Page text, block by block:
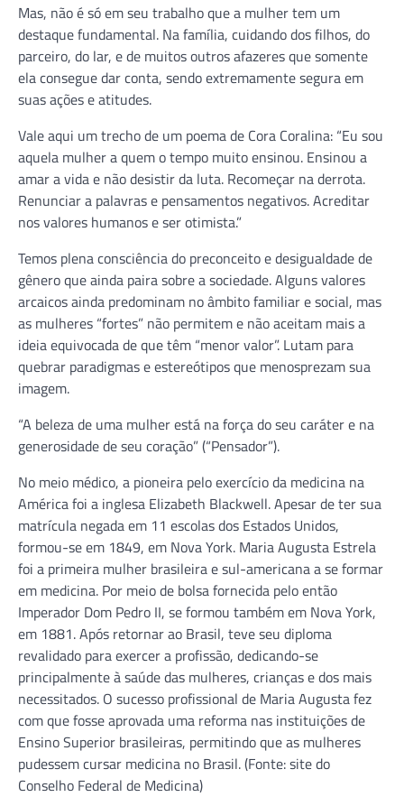
Mas, não é só em seu trabalho que a mulher tem um
destaque fundamental. Na família, cuidando dos filhos, do
parceiro, do lar, e de muitos outros afazeres que somente
ela consegue dar conta, sendo extremamente segura em
suas ações e atitudes.
Vale aqui um trecho de um poema de Cora Coralina: “Eu sou
aquela mulher a quem o tempo muito ensinou. Ensinou a
amar a vida e não desistir da luta. Recomeçar na derrota.
Renunciar a palavras e pensamentos negativos. Acreditar
nos valores humanos e ser otimista.”
Temos plena consciência do preconceito e desigualdade de
gênero que ainda paira sobre a sociedade. Alguns valores
arcaicos ainda predominam no âmbito familiar e social, mas
as mulheres “fortes” não permitem e não aceitam mais a
ideia equivocada de que têm “menor valor”. Lutam para
quebrar paradigmas e estereótipos que menosprezam sua
imagem.
“A beleza de uma mulher está na força do seu caráter e na
generosidade de seu coração” (“Pensador”).
No meio médico, a pioneira pelo exercício da medicina na
América foi a inglesa Elizabeth Blackwell. Apesar de ter sua
matrícula negada em 11 escolas dos Estados Unidos,
formou-se em 1849, em Nova York. Maria Augusta Estrela
foi a primeira mulher brasileira e sul-americana a se formar
em medicina. Por meio de bolsa fornecida pelo então
Imperador Dom Pedro II, se formou também em Nova York,
em 1881. Após retornar ao Brasil, teve seu diploma
revalidado para exercer a profissão, dedicando-se
principalmente à saúde das mulheres, crianças e dos mais
necessitados. O sucesso profissional de Maria Augusta fez
com que fosse aprovada uma reforma nas instituições de
Ensino Superior brasileiras, permitindo que as mulheres
pudessem cursar medicina no Brasil. (Fonte: site do
Conselho Federal de Medicina)